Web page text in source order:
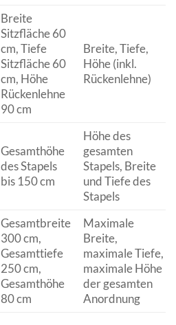
Breite
Sitzfläche 60
cm, Tiefe
Sitzfläche 60
cm, Höhe
Rückenlehne
90 cm
Breite, Tiefe,
Höhe (inkl.
Rückenlehne)
Gesamthöhe
des Stapels
bis 150 cm
Höhe des
gesamten
Stapels, Breite
und Tiefe des
Stapels
Gesamtbreite
300 cm,
Gesamttiefe
250 cm,
Gesamthöhe
80 cm
Maximale
Breite,
maximale Tiefe,
maximale Höhe
der gesamten
Anordnung